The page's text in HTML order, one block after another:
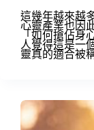
這幾年越來越
心靈產業也因
「如何搶佔身
人覺得這是一
靈真的適合被